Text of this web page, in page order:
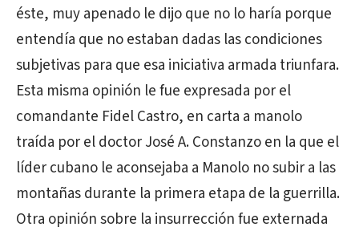
éste, muy apenado le dijo que no lo haría porque
entendía que no estaban dadas las condiciones
subjetivas para que esa iniciativa armada triunfara.
Esta misma opinión le fue expresada por el
comandante Fidel Castro, en carta a manolo
traída por el doctor José A. Constanzo en la que el
líder cubano le aconsejaba a Manolo no subir a las
montañas durante la primera etapa de la guerrilla.
Otra opinión sobre la insurrección fue externada